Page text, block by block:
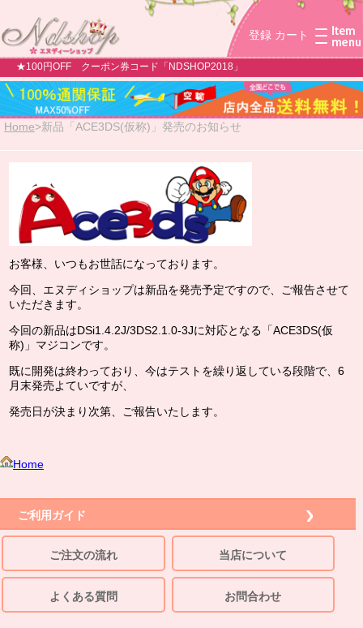
登録 カート
★100円OFF クーポン券コード「NDSHOP2018」
Home>新品「ACE3DS(仮称)」発売のお知らせ
お客様、いつもお世話になっております。
今回、エヌディショップは新品を発売予定ですので、ご報告させて
いただきます。
今回の新品はDSi1.4.2J/3DS2.1.0-3Jに対応となる「ACE3DS(仮
称)」マジコンです。
既に開発は終わっており、今はテストを繰り返している段階で、6
月末発売よていですが、
発売日が決まり次第、ご報告いたします。
Home
ご利用ガイド
ご注文の流れ 当店について
よくある質問 お問合わせ